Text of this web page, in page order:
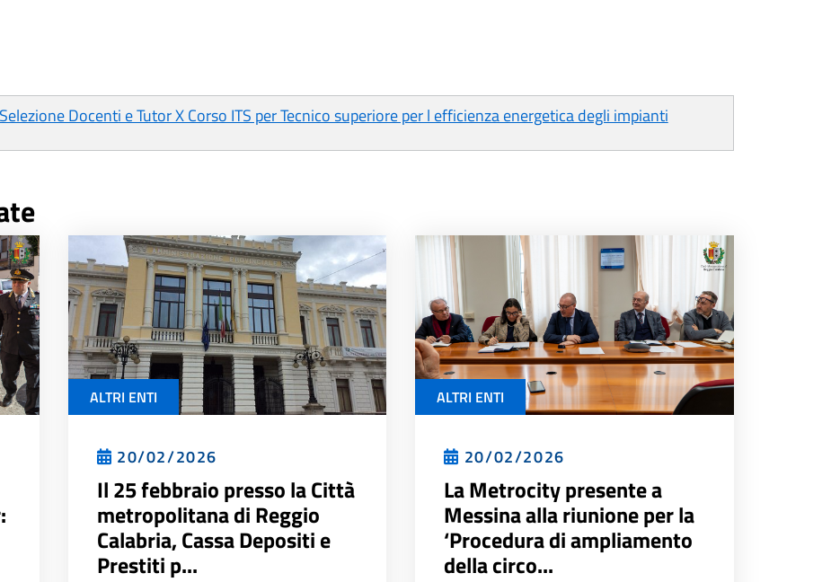
Docenti e Tutor X Corso ITS per Tecnico superiore per l efficienza energetica degli impianti
ALTRI ENTI
20/02/2026
Il 25 febbraio presso la Città
metropolitana di Reggio
Calabria, Cassa Depositi e
Prestiti p...
ALTRI ENTI
20/02/2026
La Metrocity presente a
Messina alla riunione per la
‘Procedura di ampliamento
della circo...